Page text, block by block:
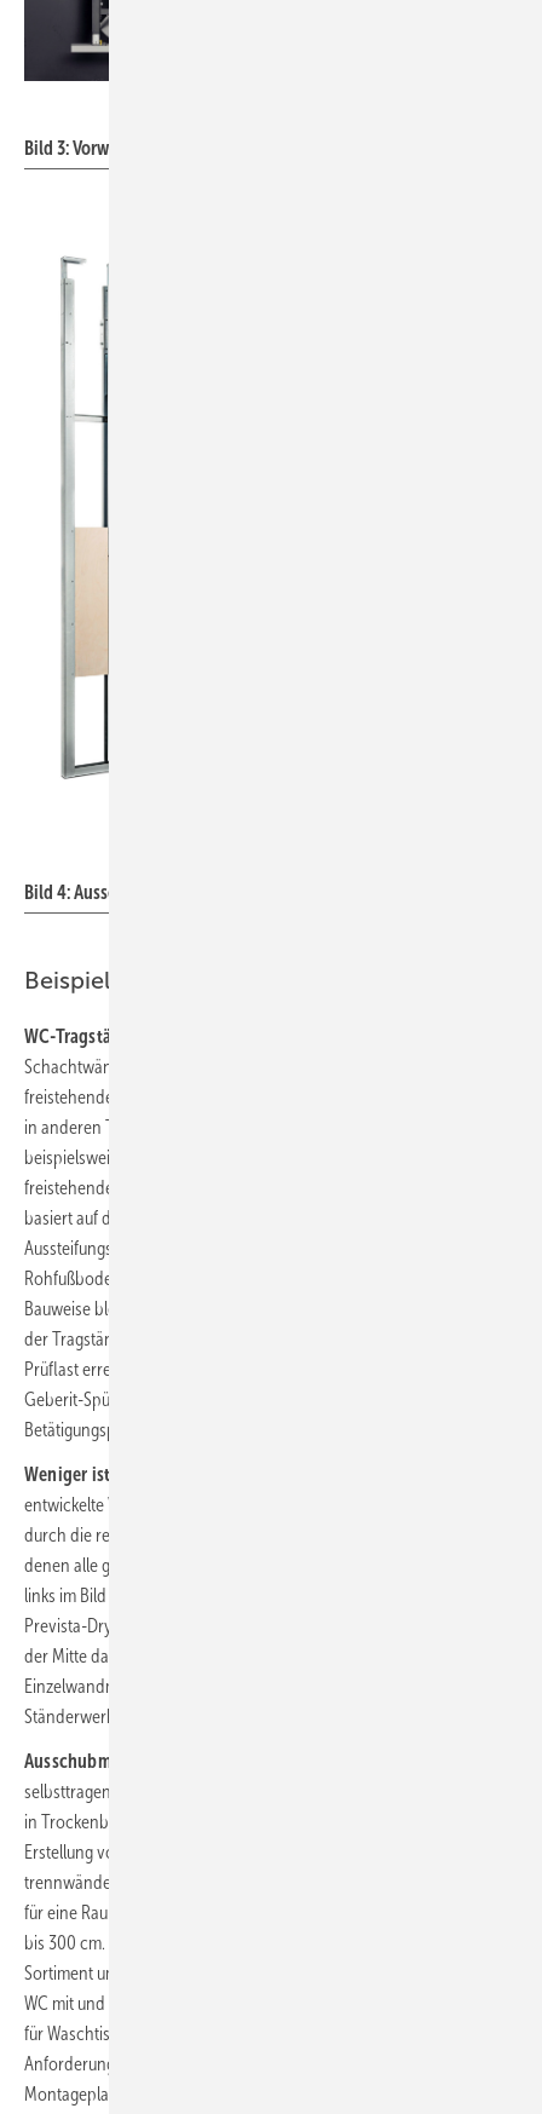
Bild 3: Vorwandsystem Viega Prevista.
Bild 4: Ausschubmodule von Geberit.
Beispielhafte Produktlösungen
WC-Tragständer freistehend:
Schachtwänden mit hoher Installationsdichte entwickelt, zeigt das
freistehende WC-Element von Glock (
in anderen Trockenbaubereichen mit eingeschränkter Wandstabilität,
beispielsweise an Drempelwänden unter Dachschrägen oder vor
freistehenden halbhohen Installationswänden. Der WC-Tragständer
basiert auf den WC-Tragständern von Glock. Ein spezielles
Aussteifungs-Set führt den wesentlichen Teil der Belastung in den
Rohfußboden. Die Höhenverstellung von 230 mm sowie die kompakte
Bauweise bleiben dabei erhalten. Belastungsprüfungen zeigten, dass
der Tragständer ohne Einbau in ein Ständerwerk die geforderten 4 kN
Prüflast erreicht. Ausgestattet ist der Tragständer mit dem aktuellen
Geberit-Spülkasten. Somit können auch die neuesten
Betätigungsplatten eingesetzt werden.
Weniger ist mehr:
entwickelte Vorwandsystem Viega Prevista (
durch die reduzierte Menge an Installationskomponenten aus, mit
denen alle gängigen Einbausituationen abgedeckt werden können:
links im Bild 3 das Prevista-­Dry-WC-Element in Verbindung mit der
Prevista-Dry-Plus-Montageschiene für die flexible Badgestaltung, in
der Mitte das ebenfalls in der Höhe verstellbare WC-Element für die
Einzelwandmontage oder für die Montage im bauseitigen
Ständerwerk, rechts der Block Prevista Pure für den Nassbau.
Ausschubmodule:
selbsttragende, raumhohe Montagerahmen zum passgenauen Einbau
in Trockenbauwände mit UW-50-Profil. Sie sind ausgelegt für die
Erstellung von raumhohen Installationsvorwänden und -
trennwänden im Objektgeschäft. Erhältlich sind sie in zwei Bauhöhen:
für eine Raumhöhe von 260 bis 280 cm und eine Raumhöhe von 280
bis 300 cm. Sie ermöglichen einen Fußbodenaufbau bis zu 30 cm. Das
Sortiment umfasst die wesentlichen Ausschubmodule für das Wand-
WC mit und ohne Befestigungsmöglichkeiten für die Raumentlüftung,
für Waschtische sowie Badewanne oder Dusche. Für barrierefreie
Anforderungen sind die Ausschubmodule mit verschiedenen
Montageplatten für Stütz- und Haltegriffe vorgerüstet.